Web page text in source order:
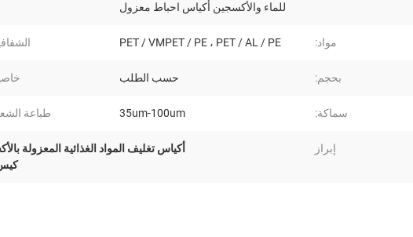
للماء والأكسجين أكياس احباط معزول
مواد: PET / VMPET / PE ، PET / AL / PE
بحجم: حسب الطلب
سماكة: 35um-100um طباعة
إبراز أكياس تغليف المواد الغذائية المعزولة
كيس